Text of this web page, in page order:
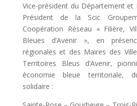
Vice-président du Département et
Président de la Scic
Coopération Réseau « Filière,
Bleues d’Avenir », en
régionales et des Maires des
Territoires Bleus d’Avenir,
économie bleue territoriale,
solidaire :